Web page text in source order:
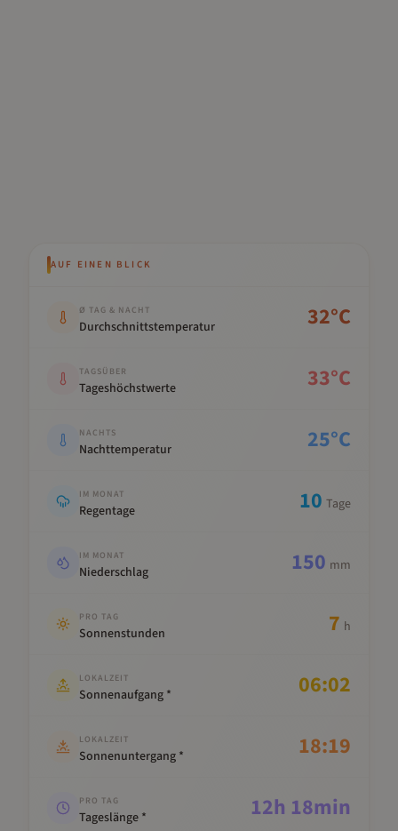
AUF EINEN BLICK
Ø TAG & NACHT
Durchschnittstemperatur 32°C
TAGSÜBER
Tageshöchstwerte 33°C
NACHTS
Nachttemperatur 25°C
IM MONAT
Regentage 10 Tage
IM MONAT
Niederschlag 150 mm
PRO TAG
Sonnenstunden 7 h
LOKALZEIT
Sonnenaufgang * 06:02
LOKALZEIT
Sonnenuntergang * 18:19
PRO TAG
Tageslänge * 12h 18min